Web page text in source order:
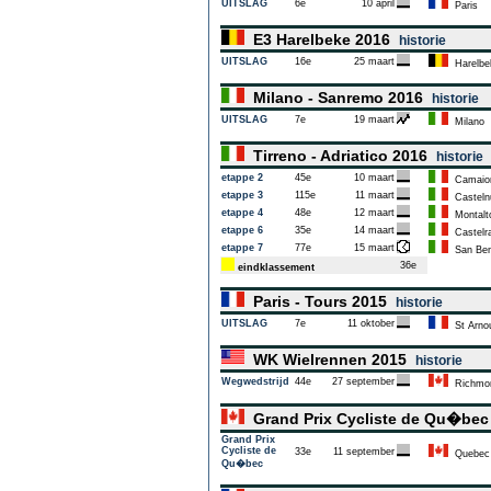
UITSLAG 6e 10 april Paris
E3 Harelbeke 2016 historie
UITSLAG 16e 25 maart
Milano - Sanremo 2016 historie
UITSLAG 7e 19 maart Milano
Tirreno - Adriatico 2016 historie
etappe 2 45e 10 maart
etappe 3
115e 11 maart
etappe 4
48e 12 maart
etappe 6
35e 14 maart
etappe 7
77e 15 maart
San
eindklassement
36e
Paris - Tours 2015 historie
UITSLAG 7e 11 oktober St
WK Wielrennen 2015 historie
Wegwedstrijd 44e 27 september
Grand Prix Cycliste de
Grand Prix
Cycliste de
Qu�bec
33e 11 september Quebec